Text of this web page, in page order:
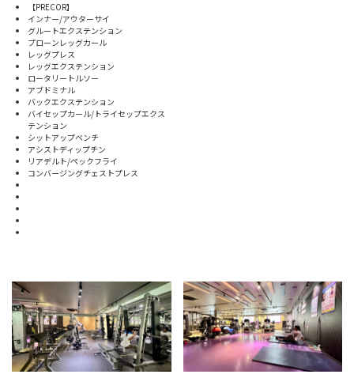
【PRECOR】
インナー/アウターサイ
グルートエクステンション
プローンレッグカール
レッグプレス
レッグエクステンション
ロータリートルソー
アブドミナル
バックエクステンション
バイセップカール/トライセップエクス
テンション
シットアップベンチ
アシストディップチン
リアデルト/ペックフライ
コンバージングチェストプレス